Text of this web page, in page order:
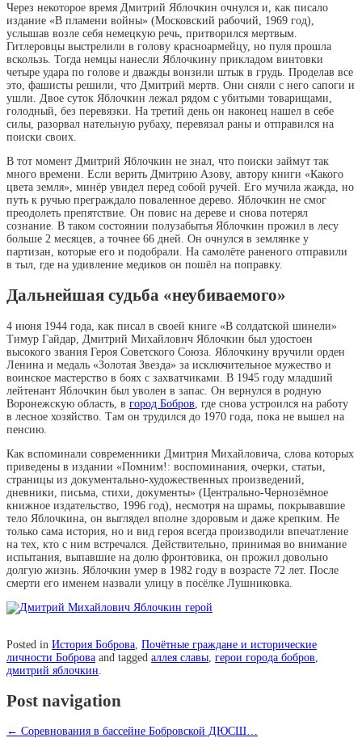
Через некоторое время Дмитрий Яблочкин очнулся и, как писало
издание «В пламени войны» (Московский рабочий, 1969 год),
услышав возле себя немецкую речь, притворился мертвым.
Гитлеровцы выстрелили в голову красноармейцу, но пуля прошла
вскользь. Тогда немцы нанесли Яблочкину прикладом винтовки
четыре удара по голове и дважды вонзили штык в грудь. Проделав все
это, фашисты решили, что Дмитрий мертв. Они сняли с него сапоги и
ушли. Двое суток Яблочкин лежал рядом с убитыми товарищами,
голодный, без перевязки. На третий день он наконец нашел в себе
силы, разорвал нательную рубаху, перевязал раны и отправился на
поиски своих.
В тот момент Дмитрий Яблочкин не знал, что поиски займут так
много времени. Если верить Дмитрию Азову, автору книги «Какого
цвета земля», минёр увидел перед собой ручей. Его мучила жажда, но
путь к ручью преграждало поваленное дерево. Яблочкин не смог
преодолеть препятствие. Он повис на дереве и снова потерял
сознание. В таком состоянии полузабытья Яблочкин прожил в лесу
больше 2 месяцев, а точнее 66 дней. Он очнулся в землянке у
партизан, которые его и подобрали. На самолёте раненого отправили
в тыл, где на удивление медиков он пошёл на поправку.
Дальнейшая судьба «неубиваемого»
4 июня 1944 года, как писал в своей книге «В солдатской шинели»
Тимур Гайдар, Дмитрий Михайлович Яблочкин был удостоен
высокого звания Героя Советского Союза. Яблочкину вручили орден
Ленина и медаль «Золотая Звезда» за исключительное мужество и
воинское мастерство в боях с захватчиками. В 1945 году младший
лейтенант Яблочкин был уволен в запас. Он вернулся в родную
Воронежскую область, в город Бобров , где снова устроился на работу
в лесное хозяйство. Там он трудился до 1970 года, пока не вышел на
пенсию.
Как вспоминали современники Дмитрия Михайловича, слова которых
приведены в издании «Помним!: воспоминания, очерки, статьи,
страницы из документально-художественных произведений,
дневники, письма, стихи, документы» (Центрально-Чернозёмное
книжное издательство, 1996 год), несмотря на шрамы, покрывавшие
тело Яблочкина, он выглядел вполне здоровым и даже крепким. Не
только сама история, но и вид героя всегда производили впечатление
на тех, кто с ним встречался. Действительно, принимая во внимание
испытания, выпавшие на долю фронтовика, он прожил довольно
долгую жизнь. Яблочкин умер в 1982 году в возрасте 72 лет. После
смерти его именем назвали улицу в посёлке Лушниковка.
Posted in История Боброва Почётные граждане и исторические
личности Боброва and tagged аллея славы герои города бобров
дмитрий яблочкин
Post navigation
← Соревнования в бассейне Бобровской ДЮСШ…